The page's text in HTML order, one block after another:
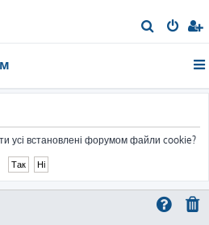
о
усі встановлені форумом файли cookie?